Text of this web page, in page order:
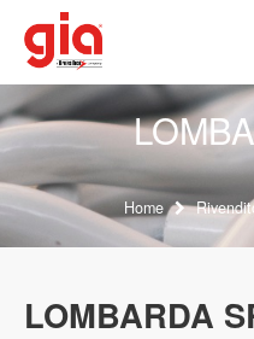
Home
LOMBARDA